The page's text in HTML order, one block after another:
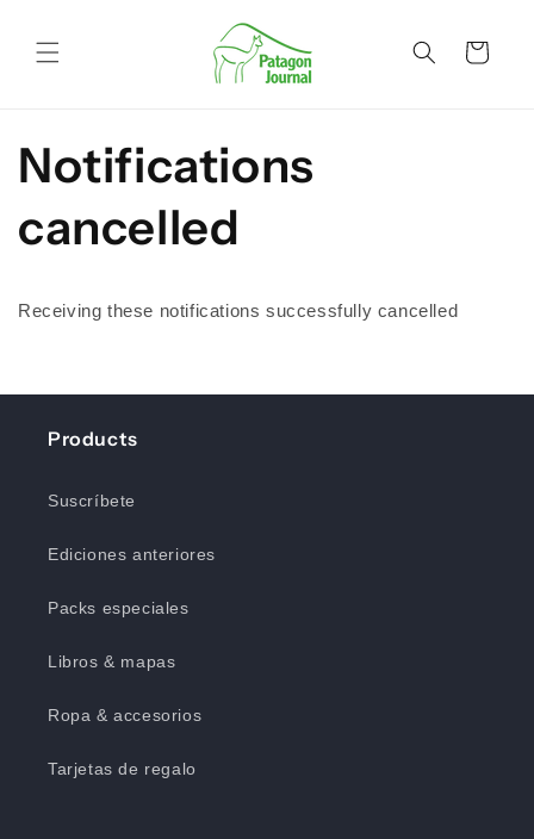
al contenido
Carrito
Notifications
cancelled
Receiving these notifications successfully cancelled
Products
Suscríbete
Ediciones anteriores
Packs especiales
Libros & mapas
Ropa & accesorios
Tarjetas de regalo